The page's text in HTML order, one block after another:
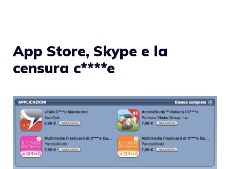
App Store, Skype e la
censura c****e